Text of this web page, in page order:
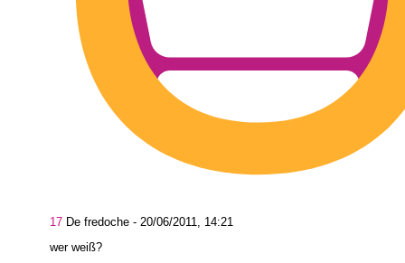
17 De fredoche - 20/06/2011, 14:21
wer weiß?